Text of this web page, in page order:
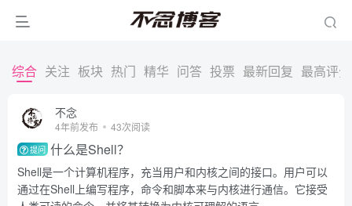
综合 关注 板块 热门 精华 问答 投票 最新回复 最高评分
不念
4年前发布 43次阅读
提问 什么是Shell？
Shell是一个计算机程序，充当用户和内核之间的接口。用户可以
通过在Shell上编写程序，命令和脚本来与内核进行通信。它接受